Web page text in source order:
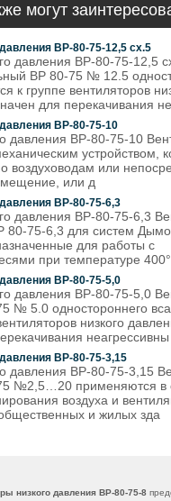
могут
ВР-80-75-12,5 сх.5
давления ВР-80-75-12,5
ВР 80-75 № 12.5
к группе вентиляторов
для перекачивания
ВР-80-75-10
давления ВР-80-75-10
устройством,
воздуховодам или
или д
ВР-80-75-6,3
давления ВР-80-75-6,3
80-75-6,3 для систем
для работы с
при температуре
ВР-80-75-5,0
давления ВР-80-75-5,0
№ 5.0 одностороннего
низкого
неагрессивны
ВР-80-75-3,15
давления ВР-80-75-3,15
№2,5…20 применяются в
воздуха и
и жилых зда
низкого давления ВР-80-75-8